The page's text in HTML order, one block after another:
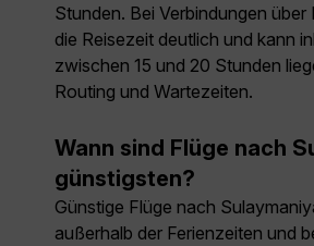
Stunden. Bei Verbindungen
die Reisezeit deutlich und kann
zwischen 15 und 20 Stunden
Routing und Wartezeiten.
Wann sind Flüge nach
günstigsten?
Günstige Flüge nach
außerhalb der Ferienzeiten und